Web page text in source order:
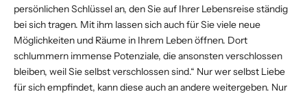
persönlichen Schlüssel an, den Sie auf Ihrer Lebensreise ständig
bei sich tragen. Mit ihm lassen sich auch für Sie viele neue
Möglichkeiten und Räume in Ihrem Leben öffnen. Dort
schlummern immense Potenziale, die ansonsten verschlossen
bleiben, weil Sie selbst verschlossen sind.“ Nur wer selbst Liebe
für sich empfindet, kann diese auch an andere weitergeben. Nur